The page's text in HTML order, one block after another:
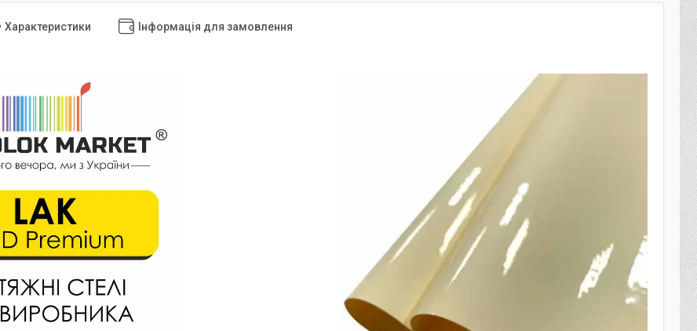
Характеристики Інформація для замовлення